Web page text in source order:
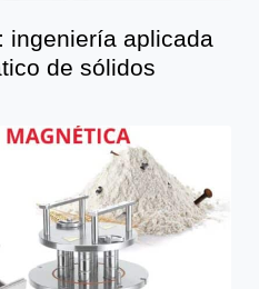
ingeniería aplicada
de sólidos